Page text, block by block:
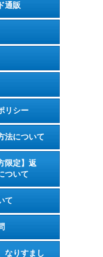
通販
リシー
法について
限定】返
ついて
て
なりすまし